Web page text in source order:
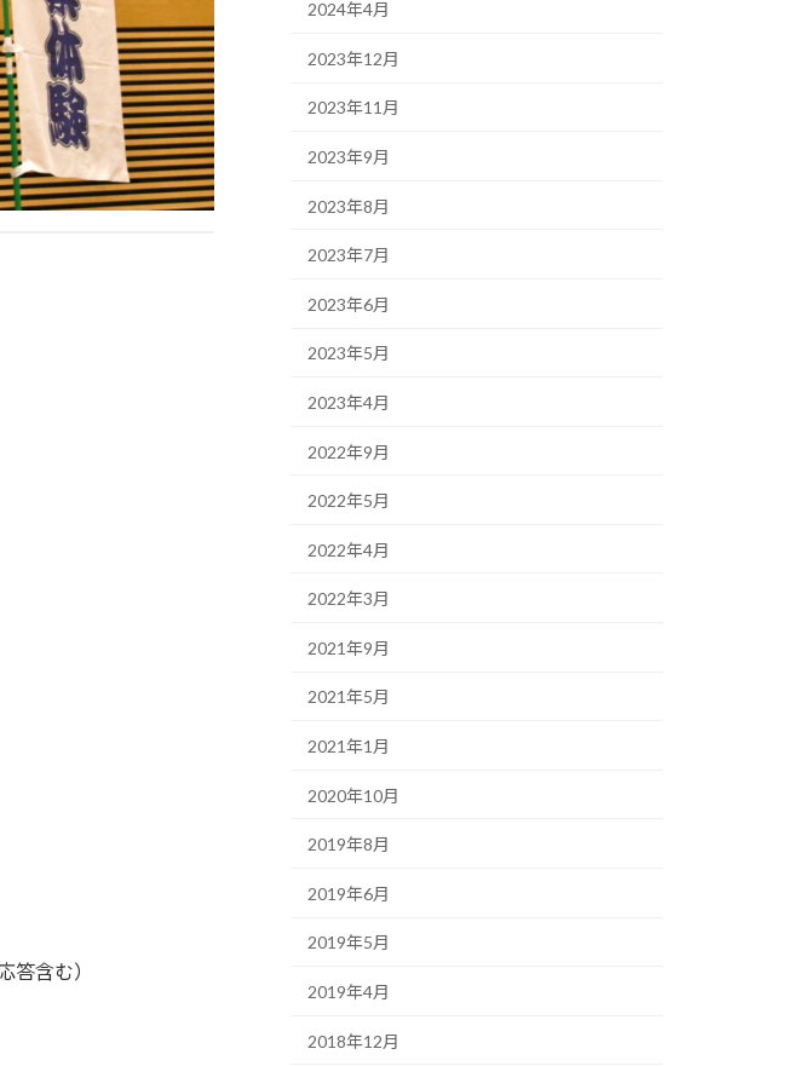
答含む）
2024年4月
2023年12月
2023年11月
2023年9月
2023年8月
2023年7月
2023年6月
2023年5月
2023年4月
2022年9月
2022年5月
2022年4月
2022年3月
2021年9月
2021年5月
2021年1月
2020年10月
2019年8月
2019年6月
2019年5月
2019年4月
2018年12月